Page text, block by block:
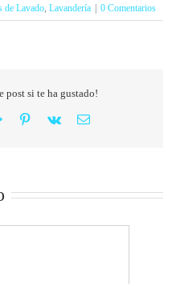
de Lavado, Lavandería 0 Comentarios
post si te ha gustado!
Google+Pinterest
Vk Email